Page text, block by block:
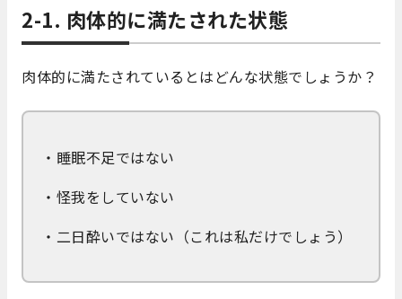
2-1. 肉体的に満たされた状態
肉体的に満たされているとはどんな状態でしょうか？
・睡眠不足ではない
・怪我をしていない
・二日酔いではない（これは私だけでしょう）